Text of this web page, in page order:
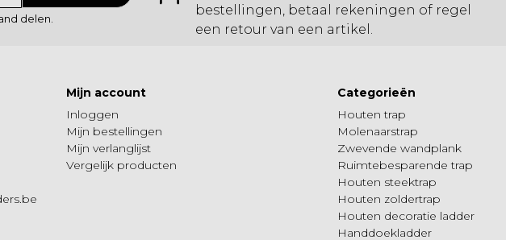
delen.
bestellingen, betaal rekeningen of regel
een retour van een artikel.
Mijn account
Inloggen
Mijn bestellingen
Mijn verlanglijst
Vergelijk producten
Categorieën
Houten trap
Molenaarstrap
Zwevende wandplank
Ruimtebesparende trap
Houten steektrap
Houten zoldertrap
Houten decoratie ladder
Handdoekladder